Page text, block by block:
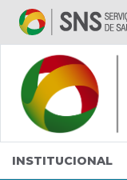
Saltar para
INSTITUCIONAL